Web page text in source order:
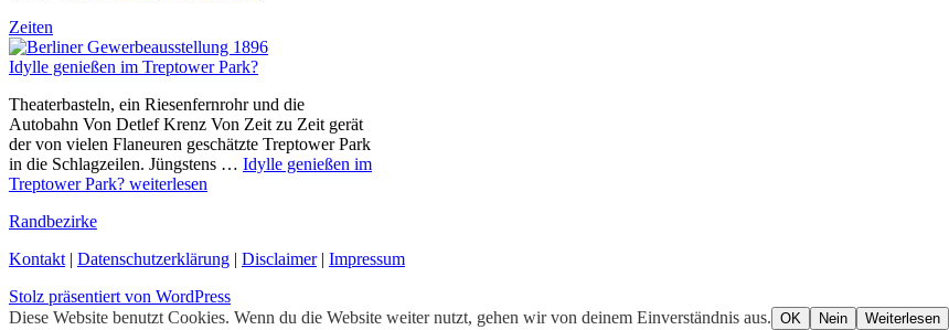
Zeiten
Idylle genießen im Treptower Park?
Theaterbasteln, ein Riesenfernrohr und die
Autobahn Von Detlef Krenz Von Zeit zu Zeit gerät
der von vielen Flaneuren geschätzte Treptower Park
in die Schlagzeilen. Jüngstens … Idylle genießen im
Treptower Park? weiterlesen
Randbezirke
Kontakt | Datenschutzerklärung | Disclaimer| Impressum
Stolz präsentiert von WordPress
Diese Website benutzt Cookies. Wenn du die Website weiter nutzt, gehen wir von deinem Einverständnis aus. OK Nein Weiterlesen